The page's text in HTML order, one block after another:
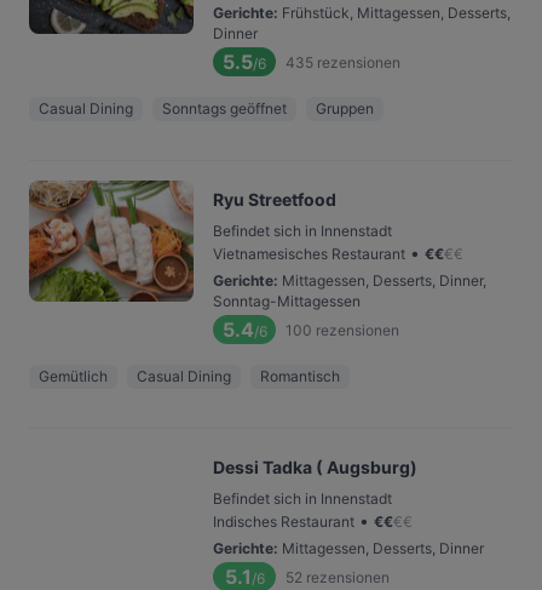
Gerichte: Frühstück, Mittagessen, Desserts,
Dinner
5.5/6 435 rezensionen
Casual Dining Sonntags geöffnet Gruppen
Ryu Streetfood
Befindet sich in Innenstadt
Vietnamesisches Restaurant • €€€€
Gerichte: Mittagessen, Desserts, Dinner,
Sonntag-Mittagessen
5.4/6 100 rezensionen
Gemütlich Casual Dining Romantisch
Dessi Tadka ( Augsburg)
Befindet sich in Innenstadt
Indisches Restaurant • €€€€
Gerichte: Mittagessen, Desserts, Dinner
5.1 /6 52 rezensionen